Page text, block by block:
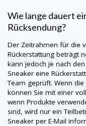
Wie lange dauert
Rücksendung?
Der Zeitrahmen für die
Rückerstattung beträgt
kann jedoch je nach
Sneaker eine
Team geprüft. Wenn
können Sie mit einer
wenn Produkte
sind, wird nur ein
Sneaker per E-Mail